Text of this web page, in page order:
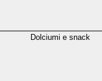
Dolciumi e snack